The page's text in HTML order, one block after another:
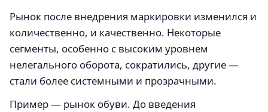
Рынок после внедрения маркировки изменился и
количественно, и качественно. Некоторые
сегменты, особенно с высоким уровнем
нелегального оборота, сократились, другие —
стали более системными и прозрачными.
Пример — рынок обуви. До введения